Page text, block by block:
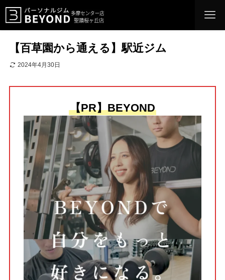
【百草園から通える】駅近ジム
2024年4月30日
【PR】BEYOND